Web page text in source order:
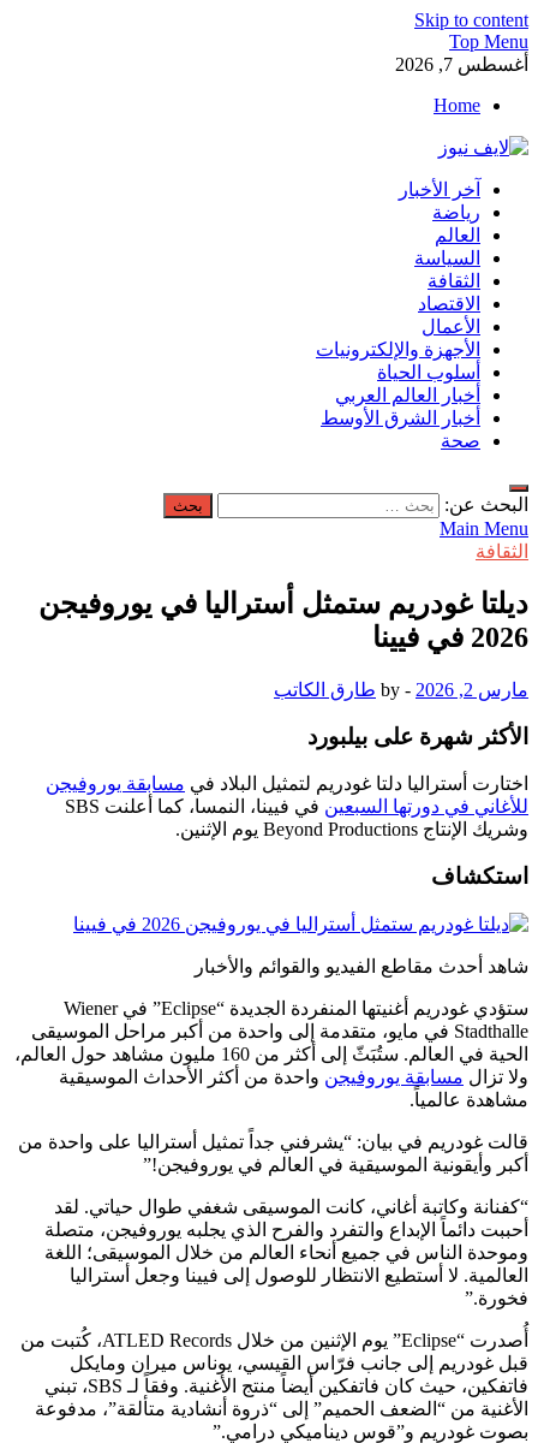
Skip to content
Top Menu
أغسطس 7, 2026
Home
لايف نيوز
آخر الأخبار العاجلة لحظة بلحظة من العالم العربي والعالم
آخر الأخبار
رياضة
العالم
السياسة
الثقافة
الاقتصاد
الأعمال
الأجهزة والإلكترونيات
أسلوب الحياة
أخبار العالم العربي
أخبار الشرق الأوسط
صحة
البحث عن:
Main Menu
الثقافة
ديلتا غودريم ستمثل أستراليا في يوروفيجن
2026 في فيينا
مارس 2, 2026 -
by طارق الكاتب
الأكثر شهرة على بيلبورد
اختارت أستراليا دلتا غودريم لتمثيل البلاد في مسابقة يوروفيجن
للأغاني في دورتها السبعين
في فيينا، النمسا، كما أعلنت SBS
وشريك الإنتاج Beyond Productions يوم الإثنين.
استكشاف
شاهد أحدث مقاطع الفيديو والقوائم والأخبار
ستؤدي غودريم أغنيتها المنفردة الجديدة “Eclipse” في Wiener
Stadthalle في مايو، متقدمة إلى واحدة من أكبر مراحل الموسيقى
الحية في العالم. ستُبَثّ إلى أكثر من 160 مليون مشاهد حول العالم،
ولا تزال مسابقة يوروفيجن واحدة من أكثر الأحداث الموسيقية
مشاهدة عالمياً.
قالت غودريم في بيان: “يشرفني جداً تمثيل أستراليا على واحدة من
أكبر وأيقونية الموسيقية في العالم في يوروفيجن!”
“كفنانة وكاتبة أغاني، كانت الموسيقى شغفي طوال حياتي. لقد
أحببت دائماً الإبداع والتفرد والفرح الذي يجلبه يوروفيجن، متصلة
وموحدة الناس في جميع أنحاء العالم من خلال الموسيقى؛ اللغة
العالمية. لا أستطيع الانتظار للوصول إلى فيينا وجعل أستراليا
فخورة.”
أُصدرت “Eclipse” يوم الإثنين من خلال ATLED Records، كُتبت من
قبل غودريم إلى جانب فرّاس القيسي، يوناس ميران ومايكل
فاتفكين، حيث كان فاتفكين أيضاً منتج الأغنية. وفقاً لـ SBS، تبني
الأغنية من “الضعف الحميم” إلى “ذروة أنشادية متألقة”، مدفوعة
بصوت غودريم و”قوس ديناميكي درامي.”